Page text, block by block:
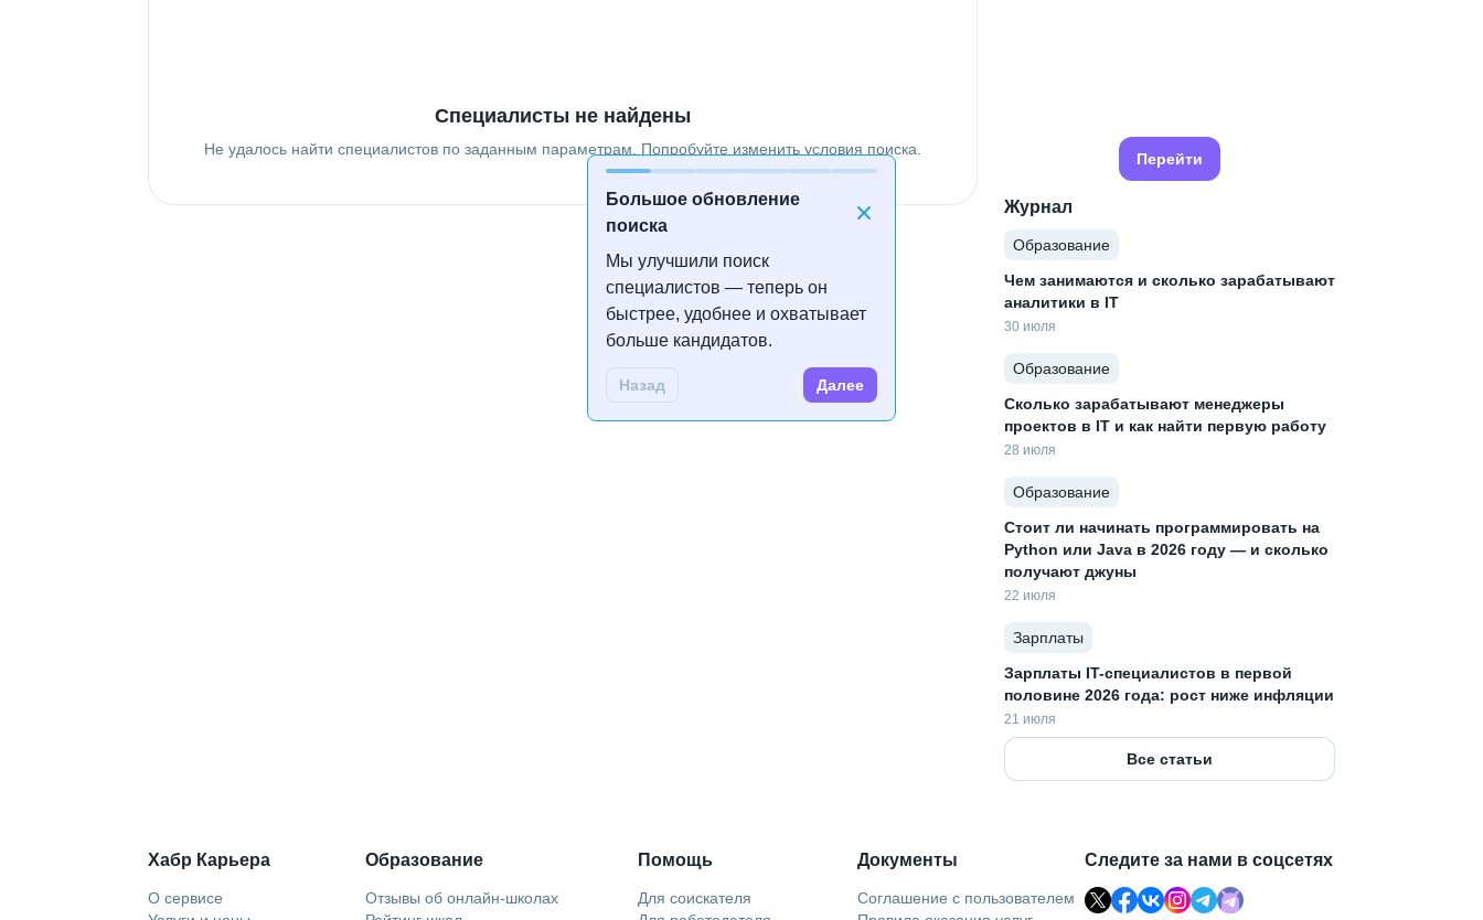
Большое обновление
поиска
Мы улучшили поиск
специалистов — теперь он
быстрее, удобнее и охватывает
больше кандидатов.
Назад Далее
Специалисты не найдены
Не удалось найти специалистов по заданным параметрам. Попробуйте изменить условия поиска.
Перейти
Журнал
Образование
Чем занимаются и сколько зарабатывают
аналитики в IT
30 июля
Образование
Сколько зарабатывают менеджеры
проектов в IT и как найти первую работу
28 июля
Образование
Стоит ли начинать программировать на
Python или Java в 2026 году — и сколько
получают джуны
22 июля
Зарплаты
Зарплаты IT-специалистов в первой
половине 2026 года: рост ниже инфляции
21 июля
Все статьи
Хабр Карьера
О сервисе
Образование
Отзывы об онлайн-школах
Помощь
Для соискателя
Документы
Соглашение с пользователем
Следите за нами в соцсетях